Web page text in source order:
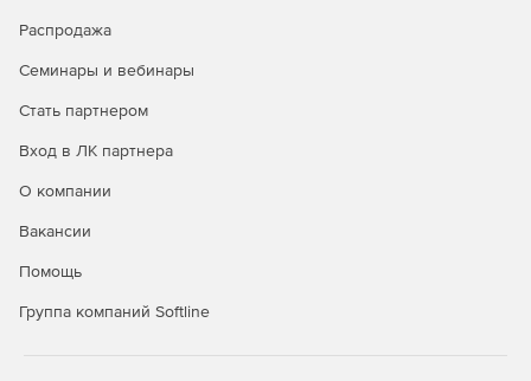
Управление всеми аспектами безопасности удобно и
Автоматизация политики безопасности и
среды.
облачных сред и успешно отражайте самые сложные
атаки.
Распродажа
Семинары и вебинары
Стать партнером
Вход в ЛК партнера
О компании
Вакансии
Помощь
Группа компаний Softline